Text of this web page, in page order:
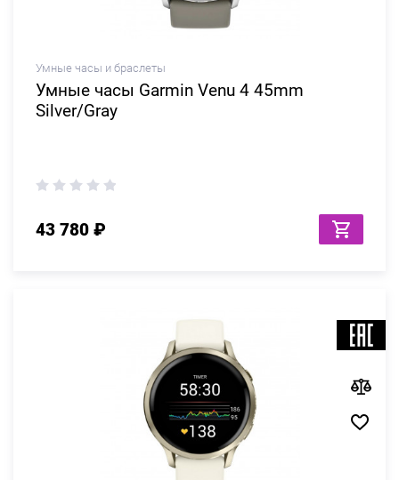
Умные часы и браслеты
Умные часы Garmin Venu 4 45mm
Silver/Gray
43 780 ₽